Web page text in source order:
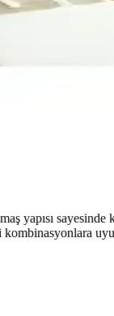
sayesinde